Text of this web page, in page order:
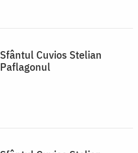
Sfântul Cuvios Stelian
Paflagonul